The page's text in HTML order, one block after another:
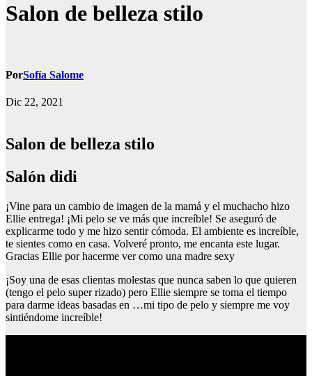
Salon de belleza stilo
PorSofía Salome
Dic 22, 2021
Salon de belleza stilo
Salón didi
¡Vine para un cambio de imagen de la mamá y el muchacho hizo
Ellie entrega! ¡Mi pelo se ve más que increíble! Se aseguró de
explicarme todo y me hizo sentir cómoda. El ambiente es increíble,
te sientes como en casa. Volveré pronto, me encanta este lugar.
Gracias Ellie por hacerme ver como una madre sexy
¡Soy una de esas clientas molestas que nunca saben lo que quieren
(tengo el pelo super rizado) pero Ellie siempre se toma el tiempo
para darme ideas basadas en …mi tipo de pelo y siempre me voy
sintiéndome increíble!